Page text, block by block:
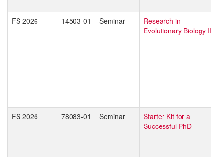
FS 2026 14503-01 Seminar
Research in
Evolutionary Biology II
FS 2026 78083-01 Seminar
Starter Kit for a
Successful PhD